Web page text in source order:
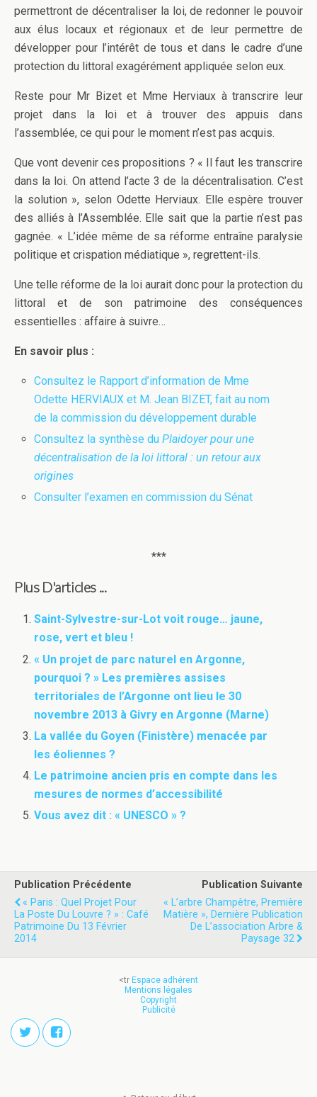
permettront de décentraliser la loi, de redonner le pouvoir
aux élus locaux et régionaux et de leur permettre de
développer pour l’intérêt de tous et dans le cadre d’une
protection du littoral exagérément appliquée selon eux.
Reste pour Mr Bizet et Mme Herviaux à transcrire leur
projet dans la loi et à trouver des appuis dans
l’assemblée, ce qui pour le moment n’est pas acquis.
Que vont devenir ces propositions ? « Il faut les transcrire
dans la loi. On attend l’acte 3 de la décentralisation. C’est
la solution », selon Odette Herviaux. Elle espère trouver
des alliés à l’Assemblée. Elle sait que la partie n’est pas
gagnée. « L’idée même de sa réforme entraîne paralysie
politique et crispation médiatique », regrettent-ils.
Une telle réforme de la loi aurait donc pour la protection du
littoral et de son patrimoine des conséquences
essentielles : affaire à suivre…
En savoir plus :
Consultez le Rapport d’information de Mme
Odette HERVIAUX et M. Jean BIZET, fait au nom
de la commission du développement durable
Consultez la synthèse du Plaidoyer pour une
décentralisation de la loi littoral : un retour aux
origines
Consulter l’examen en commission du Sénat
***
Plus D'articles ...
Saint-Sylvestre-sur-Lot voit rouge… jaune,
rose, vert et bleu !
« Un projet de parc naturel en Argonne,
pourquoi ? » Les premières assises
territoriales de l’Argonne ont lieu le 30
novembre 2013 à Givry en Argonne (Marne)
La vallée du Goyen (Finistère) menacée par
les éoliennes ?
Le patrimoine ancien pris en compte dans les
mesures de normes d’accessibilité
Vous avez dit : « UNESCO » ?
Publication Précédente
« Paris : Quel Projet Pour
La Poste Du Louvre ? » : Café
Patrimoine Du 13 Février
2014
Publication Suivante
« L’arbre Champêtre, Première
Matière », Dernière Publication
De L’association Arbre &
Paysage 32
<tr Espace adhérent
Mentions légales
Copyright
Publicité